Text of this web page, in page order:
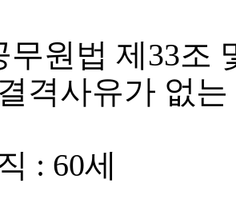
무원법 제33조
격사유가 없는
: 60세